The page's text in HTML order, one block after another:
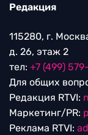
Редакция
115280, г.
д. 26, этаж 2
тел: +7 (499)
Для общих
Редакция RTVI:
Маркетинг/PR:
Реклама RTVI: